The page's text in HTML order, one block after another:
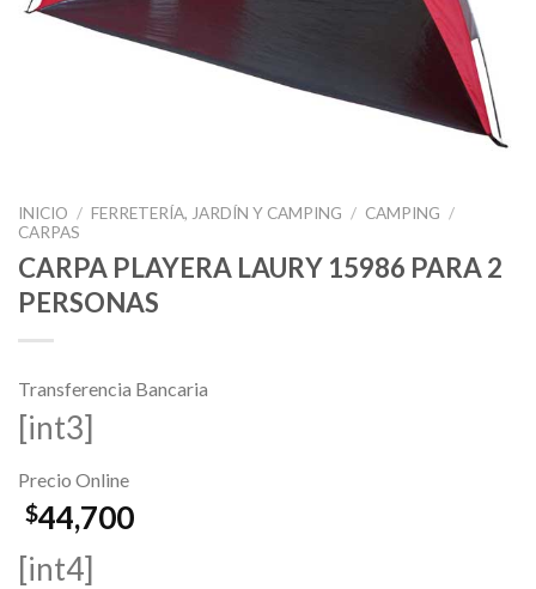
INICIO / FERRETERÍA, JARDÍN Y CAMPING / CAMPING /
CARPAS
CARPA PLAYERA LAURY 15986 PARA 2
PERSONAS
Transferencia Bancaria
[int3]
Precio Online
$44,700
[int4]